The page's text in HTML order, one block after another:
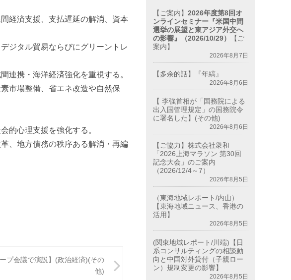
経済支援、支払遅延の解消、資本
ジタル貿易ならびにグリーントレ
連携・海洋経済強化を重視する。
市場整備、省エネ改造や自然保
的心理支援を強化する。
、地方債務の秩序ある解消・再編
プ会議で演説】(政治経済)(その
他)
【ご案内】2026年度第8回オ
ンラインセミナー『米国中間
選挙の展望と東アジア外交へ
の影響』（2026/10/29）
【ご
案内】
2026年8月7日
【多余的話】『年縞』
2026年8月6日
【 李強首相が「国務院による
出入国管理規定」の国務院令
に署名した】(その他)
2026年8月6日
【ご協力】株式会社衆和
「2026上海マラソン 第30回
記念大会」のご案内
（2026/12/4～7）
2026年8月5日
（東海地域レポート/内山）
【東海地域ニュース、香港の
活用】
2026年8月5日
(関東地域レポート/川端)【日
系コンサルティングの相談動
向と中国対外貸付（子親ロー
ン）規制変更の影響】
2026年8月5日